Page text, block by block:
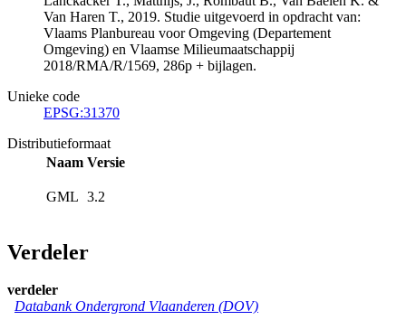
Van Haren T., 2019. Studie uitgevoerd in opdracht van:
Vlaams Planbureau voor Omgeving (Departement
Omgeving) en Vlaamse Milieumaatschappij
2018/RMA/R/1569, 286p + bijlagen.
Unieke code
EPSG:31370
Distributieformaat
Naam Versie
GML 3.2
Verdeler
verdeler
Databank Ondergrond Vlaanderen (DOV)